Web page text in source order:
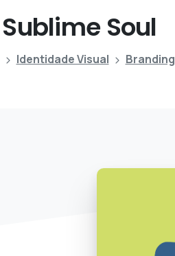
Sublime Soul
Identidade Visual Branding